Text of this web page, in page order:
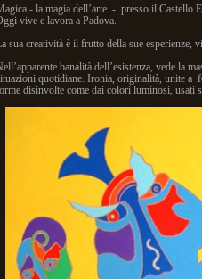
- la magia dell’arte - presso il Castello
vive e lavora a Padova.
sua creatività è il frutto della sue esperienze,
banalità dell’esistenza, vede la
quotidiane. Ironia, originalità, unite a
disinvolte come dai colori luminosi, usati